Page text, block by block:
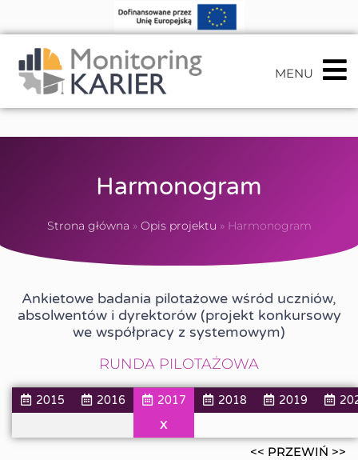
MENU
Harmonogram
Strona główna » Opis projektu » Harmonogram
Ankietowe badania pilotażowe wśród uczniów,
absolwentów i dyrektorów (projekt konkursowy
we współpracy z systemowym)
RUNDA PILOTAŻOWA
2015 2016 2017 2018 2019
X
<< PRZEWIŃ >>